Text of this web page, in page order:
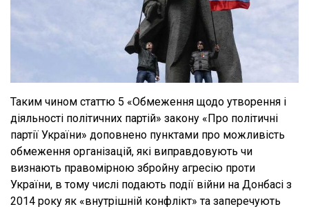
Таким чином статтю 5 «Обмеження щодо утворення і
діяльності політичних партій» закону «Про політичні
партії України» доповнено пунктами про можливість
обмеження організацій, які виправдовують чи
визнають правомірною збройну агресію проти
України, в тому числі подають події війни на Донбасі з
2014 року як «внутрішній конфлікт» та заперечують